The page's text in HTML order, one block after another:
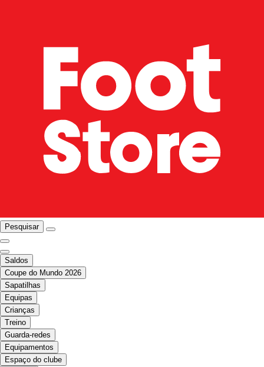
Pesquisar
Saldos
Coupe do Mundo 2026
Sapatilhas
Equipas
Crianças
Treino
Guarda-redes
Equipamentos
Espaço do clube